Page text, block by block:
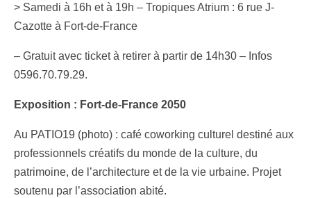
> Samedi à 16h et à 19h – Tropiques Atrium : 6 rue J-
Cazotte à Fort-de-France
– Gratuit avec ticket à retirer à partir de 14h30 – Infos
0596.70.79.29.
Exposition : Fort-de-France 2050
Au PATIO19 (photo) : café coworking culturel destiné aux
professionnels créatifs du monde de la culture, du
patrimoine, de l’architecture et de la vie urbaine. Projet
soutenu par l’association abité.